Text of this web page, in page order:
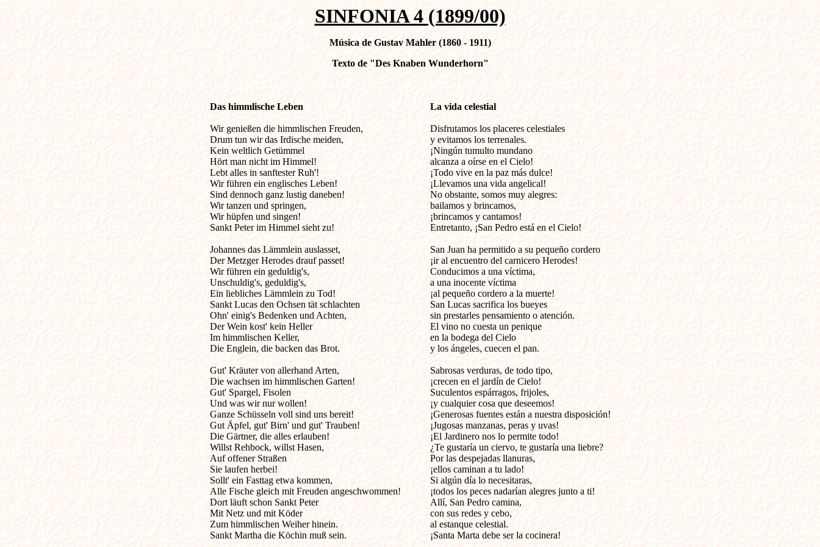
SINFONIA 4 (1899/00)
Música de Gustav Mahler (1860 - 1911)
Texto de "Des Knaben Wunderhorn"
Das himmlische Leben
Wir genießen die himmlischen Freuden,
Drum tun wir das Irdische meiden,
Kein weltlich Getümmel
Hört man nicht im Himmel!
Lebt alles in sanftester Ruh'!
Wir führen ein englisches Leben!
Sind dennoch ganz lustig daneben!
Wir tanzen und springen,
Wir hüpfen und singen!
Sankt Peter im Himmel sieht zu!
Johannes das Lämmlein auslasset,
Der Metzger Herodes drauf passet!
Wir führen ein geduldig's,
Unschuldig's, geduldig's,
Ein liebliches Lämmlein zu Tod!
Sankt Lucas den Ochsen tät schlachten
Ohn' einig's Bedenken und Achten,
Der Wein kost' kein Heller
Im himmlischen Keller,
Die Englein, die backen das Brot.
Gut' Kräuter von allerhand Arten,
Die wachsen im himmlischen Garten!
Gut' Spargel, Fisolen
Und was wir nur wollen!
Ganze Schüsseln voll sind uns bereit!
Gut Äpfel, gut' Birn' und gut' Trauben!
Die Gärtner, die alles erlauben!
Willst Rehbock, willst Hasen,
Auf offener Straßen
Sie laufen herbei!
Sollt' ein Fasttag etwa kommen,
Alle Fische gleich mit Freuden angeschwommen!
Dort läuft schon Sankt Peter
Mit Netz und mit Köder
Zum himmlischen Weiher hinein.
Sankt Martha die Köchin muß sein.
La vida celestial
Disfrutamos los placeres celestiales
y evitamos los terrenales.
¡Ningún tumulto mundano
alcanza a oírse en el Cielo!
¡Todo vive en la paz más dulce!
¡Llevamos una vida angelical!
No obstante, somos muy alegres:
bailamos y brincamos,
¡brincamos y cantamos!
Entretanto, ¡San Pedro está en el Cielo!
San Juan ha permitido a su pequeño cordero
¡ir al encuentro del carnicero Herodes!
Conducimos a una víctima,
a una inocente víctima
¡al pequeño cordero a la muerte!
San Lucas sacrifica los bueyes
sin prestarles pensamiento o atención.
El vino no cuesta un penique
en la bodega del Cielo
y los ángeles, cuecen el pan.
Sabrosas verduras, de todo tipo,
¡crecen en el jardín de Cielo!
Suculentos espárragos, frijoles,
¡y cualquier cosa que deseemos!
¡Generosas fuentes están a nuestra disposición!
¡Jugosas manzanas, peras y uvas!
¡El Jardinero nos lo permite todo!
¿Te gustaría un ciervo, te gustaría una liebre?
Por las despejadas llanuras,
¡ellos caminan a tu lado!
Si algún día lo necesitaras,
¡todos los peces nadarían alegres junto a ti!
Allí, San Pedro camina,
con sus redes y cebo,
al estanque celestial.
¡Santa Marta debe ser la cocinera!